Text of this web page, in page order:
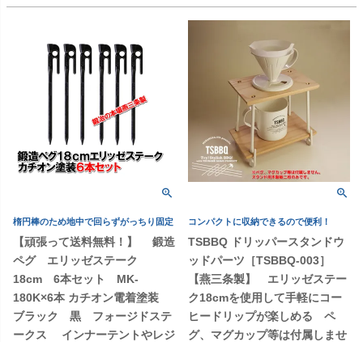
楕円棒のため地中で回らずがっちり固定
【頑張って送料無料！】 鍛造
ペグ エリッゼステーク
18cm 6本セット MK-
180K×6本 カチオン電着塗装
ブラック 黒 フォージドステ
ークス インナーテントやレジ
コンパクトに収納できるので便利！
TSBBQ ドリッパースタンドウ
ッドパーツ［TSBBQ-003］
【燕三条製】 エリッゼステー
ク18cmを使用して手軽にコー
ヒードリップが楽しめる ペ
グ、マグカップ等は付属しませ